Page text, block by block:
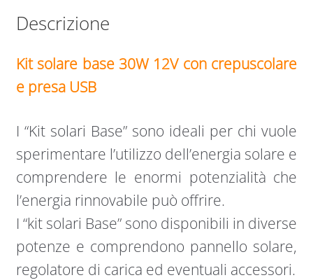
Descrizione
Kit solare base 30W 12V con crepuscolare
e presa USB
I “Kit solari Base” sono ideali per chi vuole
sperimentare l’utilizzo dell’energia solare e
comprendere le enormi potenzialità che
l’energia rinnovabile può offrire.
I “kit solari Base” sono disponibili in diverse
potenze e comprendono pannello solare,
regolatore di carica ed eventuali accessori.